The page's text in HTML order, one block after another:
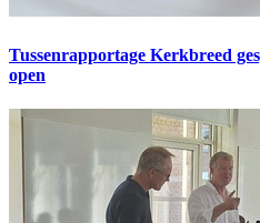
Tussenrapportage Kerkbreed
open